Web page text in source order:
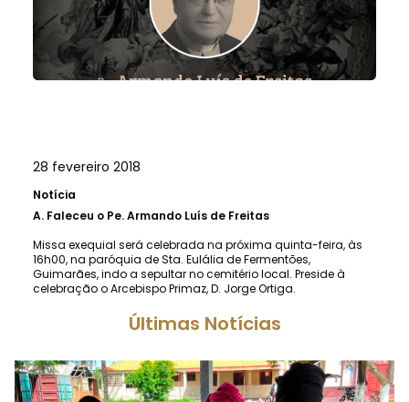
28 fevereiro 2018
Notícia
A. Faleceu o Pe. Armando Luís de Freitas
Missa exequial será celebrada na próxima quinta-feira, às
16h00, na paróquia de Sta. Eulália de Fermentões,
Guimarães, indo a sepultar no cemitério local. Preside à
celebração o Arcebispo Primaz, D. Jorge Ortiga.
Últimas Notícias